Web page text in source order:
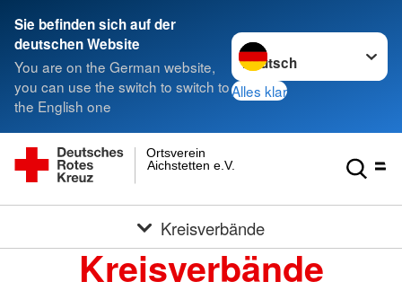
Sie befinden sich auf der
deutschen Website
You are on the German website,
you can use the switch to switch to
the English one
Sprache wechseln zu
Alles klar
Aichstetten e.V.
Ortsverein
Kreisverbände
Kreisverbände